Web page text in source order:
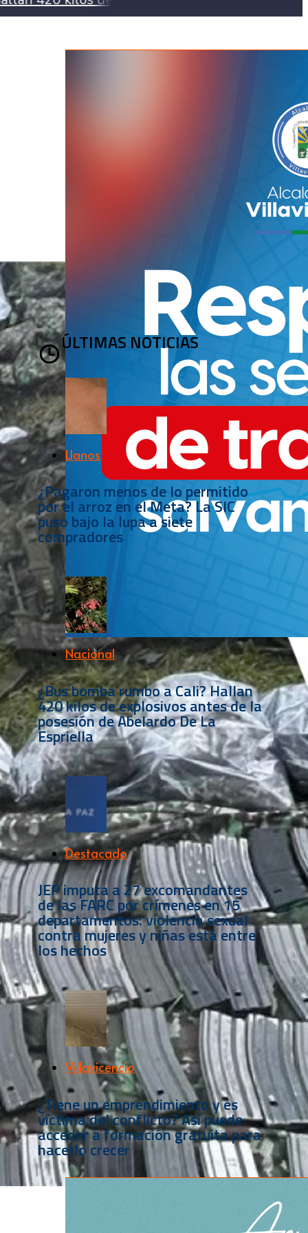
ÚLTIMAS NOTICIAS
Llanos
¿Pagaron menos de lo permitido
por el arroz en el Meta? La SIC
puso bajo la lupa a siete
compradores
Nacional
¿Bus bomba rumbo a Cali? Hallan
420 kilos de explosivos antes de la
posesión de Abelardo De La
Espriella
Destacado
JEP imputa a 27 excomandantes
de las FARC por crímenes en 15
departamentos: violencia sexual
contra mujeres y niñas está entre
los hechos
Villavicencio
¿Tiene un emprendimiento y es
víctima del conflicto? Así puede
acceder a formación gratuita para
hacerlo crecer